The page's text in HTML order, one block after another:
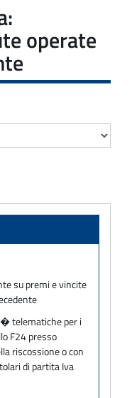
operate
su premi e vincite
telematiche per i
F24 presso
riscossione o con
di partita Iva